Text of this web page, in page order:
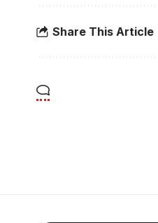
Share This Article